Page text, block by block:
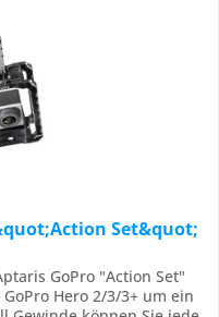
Set&quot;
GoPro "Action Set"
Hero 2/3/3+ um ein